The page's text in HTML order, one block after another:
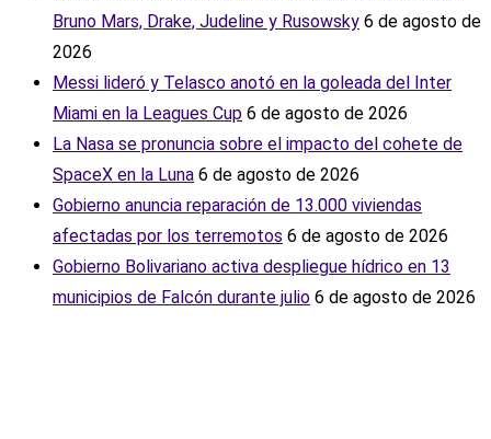
Bruno Mars, Drake, Judeline y Rusowsky 6 de agosto de
2026
Messi lideró y Telasco anotó en la goleada del Inter
Miami en la Leagues Cup 6 de agosto de 2026
La Nasa se pronuncia sobre el impacto del cohete de
SpaceX en la Luna 6 de agosto de 2026
Gobierno anuncia reparación de 13.000 viviendas
afectadas por los terremotos 6 de agosto de 2026
Gobierno Bolivariano activa despliegue hídrico en 13
municipios de Falcón durante julio 6 de agosto de 2026